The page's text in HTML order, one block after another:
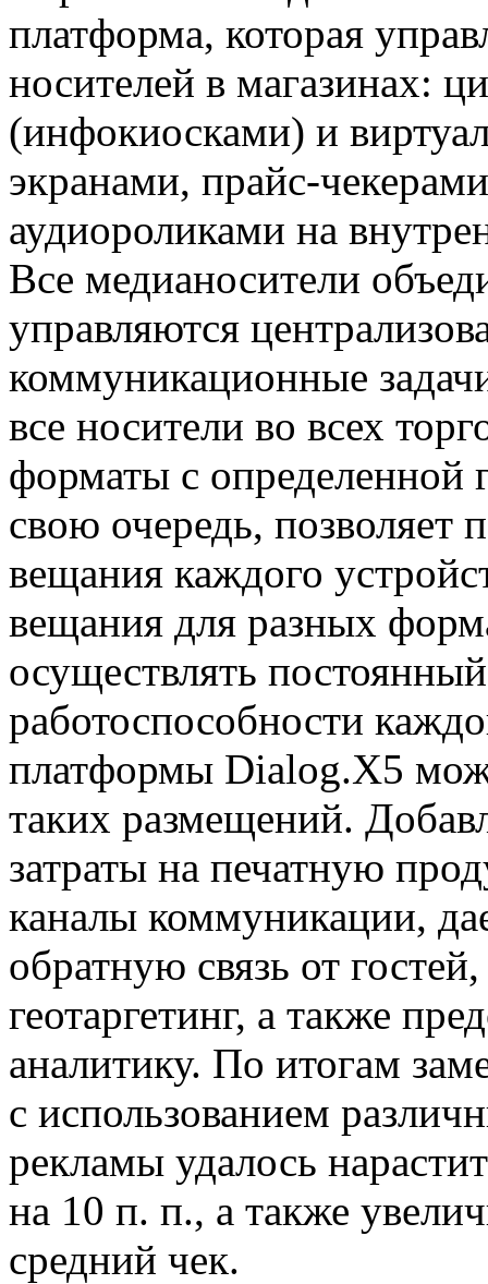
платформа, которая
носителей в магазинах:
(инфокиосками) и
экранами, прайс-
аудиороликами на
Все медианосители
управляются
коммуникационные
все носители во всех
форматы с определенной
свою очередь, позволяет
вещания каждого
вещания для разных
осуществлять
работоспособности
платформы Dialog.X5
таких размещений.
затраты на печатную
каналы коммуникации,
обратную связь от
геотаргетинг, а также
аналитику. По итогам
с использованием
рекламы удалось
на 10 п. п., а также
средний чек.